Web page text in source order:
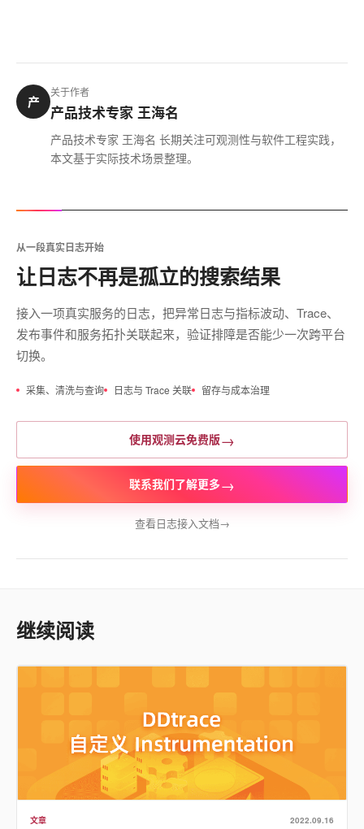
产
关于作者
产品技术专家 王海名
产品技术专家 王海名 长期关注可观测性与软件工程实践，
本文基于实际技术场景整理。
从一段真实日志开始
让日志不再是孤立的搜索结果
接入一项真实服务的日志，把异常日志与指标波动、Trace、
发布事件和服务拓扑关联起来，验证排障是否能少一次跨平台
切换。
采集、清洗与查询 日志与 Trace 关联 留存与成本治理
使用观测云免费版→
联系我们了解更多→
查看日志接入文档→
继续阅读
文章 2022.09.16